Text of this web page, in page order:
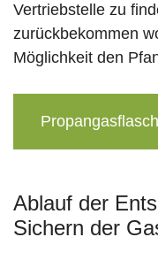
Vertriebstelle zu
zurückbekommen
Möglichkeit den
Ablauf der
Sichern der